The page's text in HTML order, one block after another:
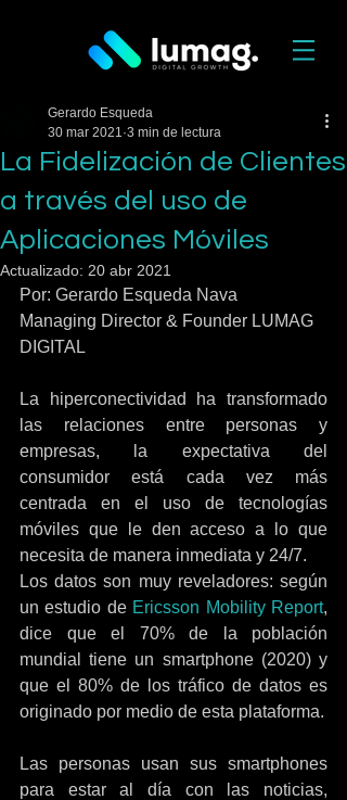
La Fidelización de Clientes
a través del uso de
Aplicaciones Móviles
Gerardo Esqueda
30 mar 2021 3 min de lectura
Actualizado: 20 abr 2021
Por: Gerardo Esqueda Nava
Managing Director & Founder LUMAG
DIGITAL
La hiperconectividad ha transformado
las relaciones entre personas y
empresas, la expectativa del
consumidor está cada vez más
centrada en el uso de tecnologías
móviles que le den acceso a lo que
necesita de manera inmediata y 24/7.
Los datos son muy reveladores: según
un estudio de Ericsson Mobility Report,
dice que el 70% de la población
mundial tiene un smartphone (2020) y
que el 80% de los tráfico de datos es
originado por medio de esta plataforma.
Las personas usan sus smartphones
para estar al día con las noticias,